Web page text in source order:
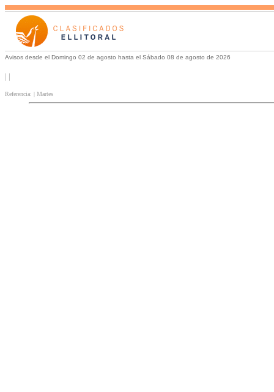
Avisos desde el Domingo 02 de agosto hasta el Sábado 08 de agosto de 2026
| |
Referencia: | Martes